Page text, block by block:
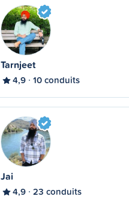
Tarnjeet
4,9 10 conduits
Jai
4,9 23 conduits